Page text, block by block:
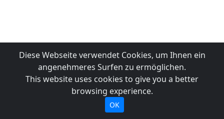
Diese Webseite verwendet Cookies, um Ihnen ein
angenehmeres Surfen zu ermöglichen.
This website uses cookies to give you a better
browsing experience.
OK